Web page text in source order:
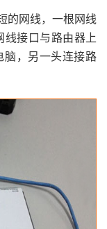
的网线，一根网线
接口与路由器上
脑，另一头连接路